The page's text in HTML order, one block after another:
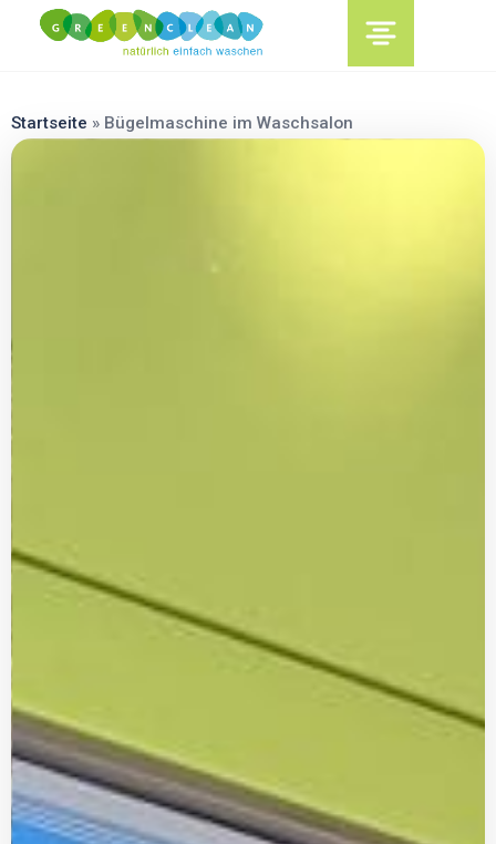
content
Startseite » Bügelmaschine im Waschsalon